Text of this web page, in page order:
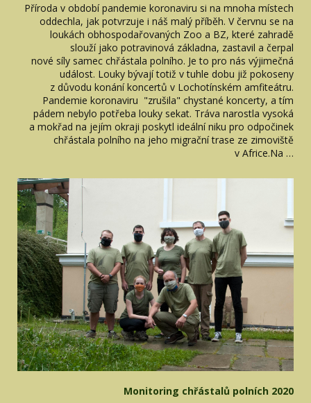
Příroda v období pandemie koronaviru si na mnoha místech
oddechla, jak potvrzuje i náš malý příběh. V červnu se na
loukách obhospodařovaných Zoo a BZ, které zahradě
slouží jako potravinová základna, zastavil a čerpal
nové síly samec chřástala polního. Je to pro nás výjimečná
událost. Louky bývají totiž v tuhle dobu již pokoseny
z důvodu konání koncertů v Lochotínském amfiteátru.
Pandemie koronaviru "zrušila" chystané koncerty, a tím
pádem nebylo potřeba louky sekat. Tráva narostla vysoká
a mokřad na jejím okraji poskytl ideální niku pro odpočinek
chřástala polního na jeho migrační trase ze zimoviště
v Africe.Na …
Monitoring chřástalů polních 2020